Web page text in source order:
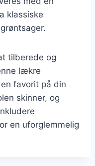
klassiske
tilberede og
lækre
favorit på din
skinner, og
en uforglemmelig